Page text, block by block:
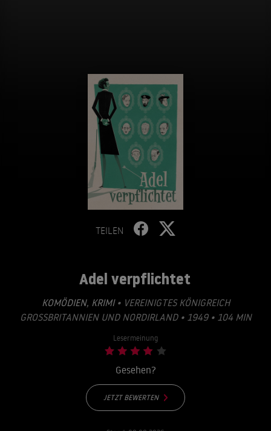
TEILEN
Adel verpflichtet
KOMÖDIEN, KRIMI• VEREINIGTES KÖNIGREICH
GROSSBRITANNIEN UND NORDIRLAND • 1949 • 104 MIN
Lesermeinung
Gesehen?
JETZT BEWERTEN